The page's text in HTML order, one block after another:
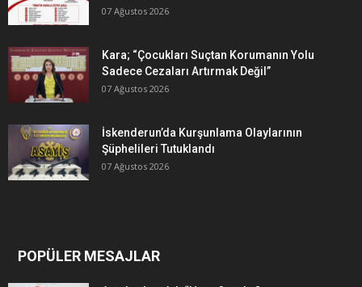
07 Ağustos 2026
Kara; “Çocukları Suçtan Korumanın Yolu
Sadece Cezaları Artırmak Değil”
07 Ağustos 2026
İskenderun’da Kurşunlama Olaylarının
Şüphelileri Tutuklandı
07 Ağustos 2026
POPÜLER MESAJLAR